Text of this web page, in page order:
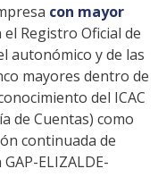
con mayor
el Registro Oficial de
autonómico y de las
mayores dentro de
del ICAC
de Cuentas) como
continuada de
ELIZALDE-